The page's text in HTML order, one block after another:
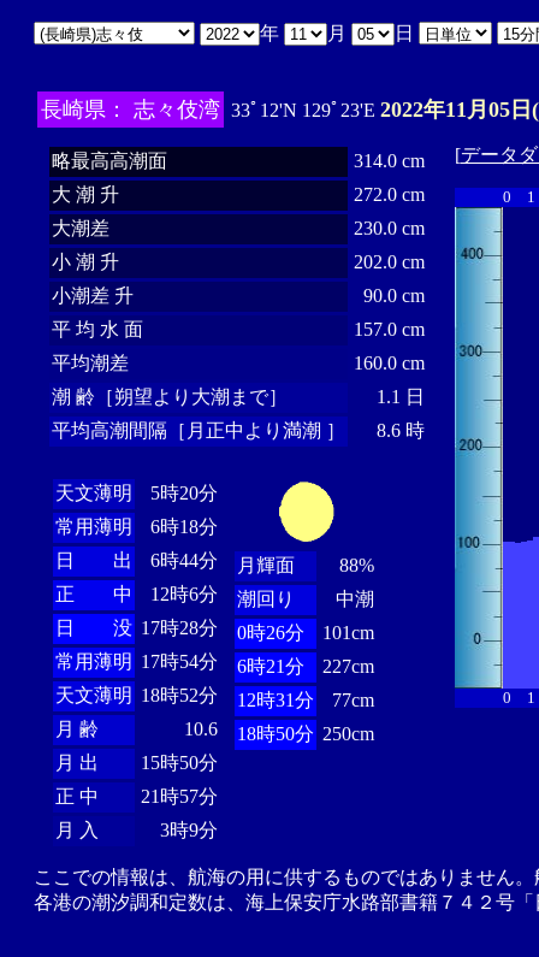
年 月 日
長崎県： 志々伎湾 33ﾟ12'N 129ﾟ23'E 2022年11月05日
略最高高潮面
314.0 cm
大 潮 升
272.0 cm
大潮差
230.0 cm
小 潮 升
202.0 cm
小潮差 升
90.0 cm
平 均 水 面
157.0 cm
平均潮差
160.0 cm
潮 齢［朔望より大潮まで］
1.1 日
平均高潮間隔［月正中より満潮 ］
8.6 時
天文薄明
5時20分
常用薄明
6時18分
日 出
6時44分
正 中
12時6分
日 没 17時28分
常用薄明 17時54分
天文薄明 18時52分
月 齢
10.6
月 出
15時50分
正 中
21時57分
月 入
3時9分
月輝面
88%
潮回り
中潮
0時26分
101cm
6時21分
227cm
12時31分
77cm
18時50分 250cm
[データ
0 1
0 1
ここでの情報は、航海の用に供するものではありません
各港の潮汐調和定数は、海上保安庁水路部書籍７４２号